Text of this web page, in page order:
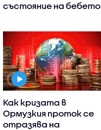
състояние на бебето
Как кризата в
Ормузкия проток се
отразява на